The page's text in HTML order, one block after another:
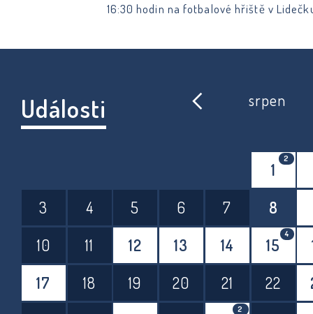
16:30 hodin na fotbalové hřiště v
našimi nejmenšími fotbalisty.
bude bohaté občerstvení i speciality z
Události srpen
1
2
3 4 5 6 7
8
10
11 12 13 14 15
4
17
18 19 20 21 22
2